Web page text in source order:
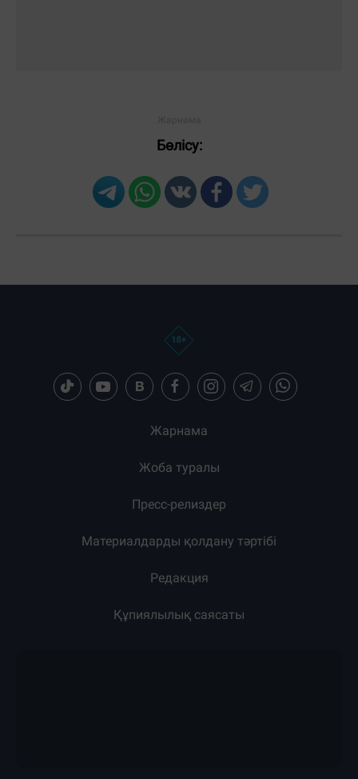
Бөлісу:
Жарнама
Жоба туралы
Пресс-релиздер
Материалдарды қолдану тәртібі
Редакция
Құпиялылық саясаты